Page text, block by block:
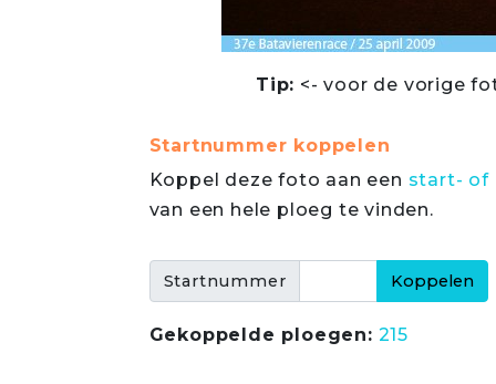
Tip: <- voor de vorige
Startnummer koppelen
Koppel deze foto aan een start- of
van een hele ploeg te vinden.
Startnummer
Gekoppelde ploegen: 215